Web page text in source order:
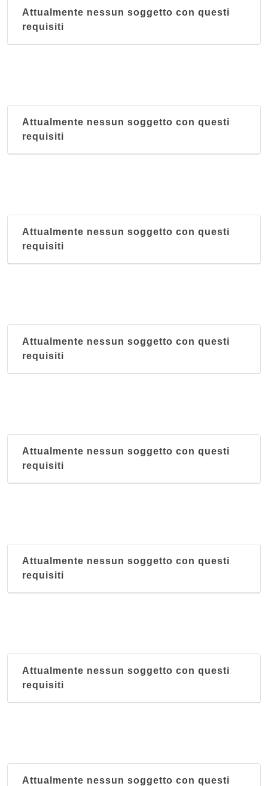
Attualmente nessun soggetto con questi
requisiti
Attualmente nessun soggetto con questi
requisiti
Attualmente nessun soggetto con questi
requisiti
Attualmente nessun soggetto con questi
requisiti
Attualmente nessun soggetto con questi
requisiti
Attualmente nessun soggetto con questi
requisiti
Attualmente nessun soggetto con questi
requisiti
Attualmente nessun soggetto con questi